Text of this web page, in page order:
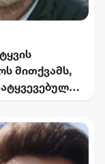
მითქვამს,